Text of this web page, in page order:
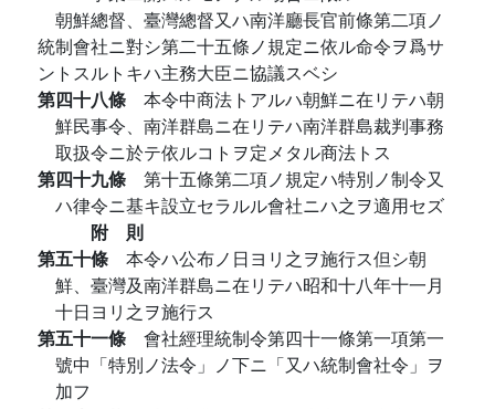
朝鮮總督、臺灣總督又ハ南洋廳長官前條第二項ノ
統制會社ニ對シ第二十五條ノ規定ニ依ル命令ヲ爲サ
ントスルトキハ主務大臣ニ協議スベシ
第四十八條 本令中商法トアルハ朝鮮ニ在リテハ朝
鮮民事令、南洋群島ニ在リテハ南洋群島裁判事務
取扱令ニ於テ依ルコトヲ定メタル商法トス
第四十九條 第十五條第二項ノ規定ハ特別ノ制令又
ハ律令ニ基キ設立セラルル會社ニハ之ヲ適用セズ
附 則
第五十條 本令ハ公布ノ日ヨリ之ヲ施行ス但シ朝
鮮、臺灣及南洋群島ニ在リテハ昭和十八年十一月
十日ヨリ之ヲ施行ス
第五十一條 會社經理統制令第四十一條第一項第一
號中「特別ノ法令」ノ下ニ「又ハ統制會社令」ヲ
加フ